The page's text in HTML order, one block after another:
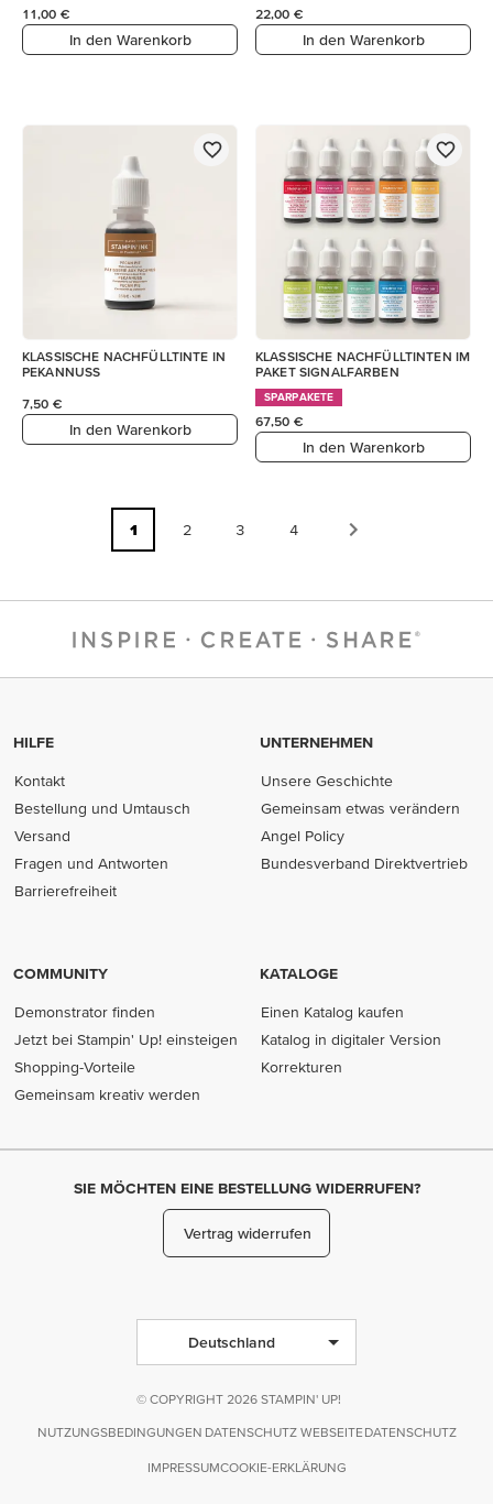
11,00 €
In den Warenkorb
22,00 €
In den Warenkorb
KLASSISCHE NACHFÜLLTINTE IN
PEKANNUSS
7,50 €
In den Warenkorb
KLASSISCHE NACHFÜLLTINTEN IM
PAKET SIGNALFARBEN
SPARPAKETE
67,50 €
In den Warenkorb
1 2 3 4
HILFE
Kontakt
Bestellung und Umtausch
Versand
Fragen und Antworten
Barrierefreiheit
UNTERNEHMEN
Unsere Geschichte
Gemeinsam etwas verändern
Angel Policy
Bundesverband Direktvertrieb
COMMUNITY
Demonstrator finden
Jetzt bei Stampin' Up! einsteigen
Shopping-Vorteile
Gemeinsam kreativ werden
KATALOGE
Einen Katalog kaufen
Katalog in digitaler Version
Korrekturen
SIE MÖCHTEN EINE BESTELLUNG WIDERRUFEN?
Vertrag widerrufen
Deutschland
© COPYRIGHT 2026 STAMPIN' UP!
NUTZUNGSBEDINGUNGEN DATENSCHUTZ WEBSEITE DATENSCHUTZ
IMPRESSUMCOOKIE-ERKLÄRUNG